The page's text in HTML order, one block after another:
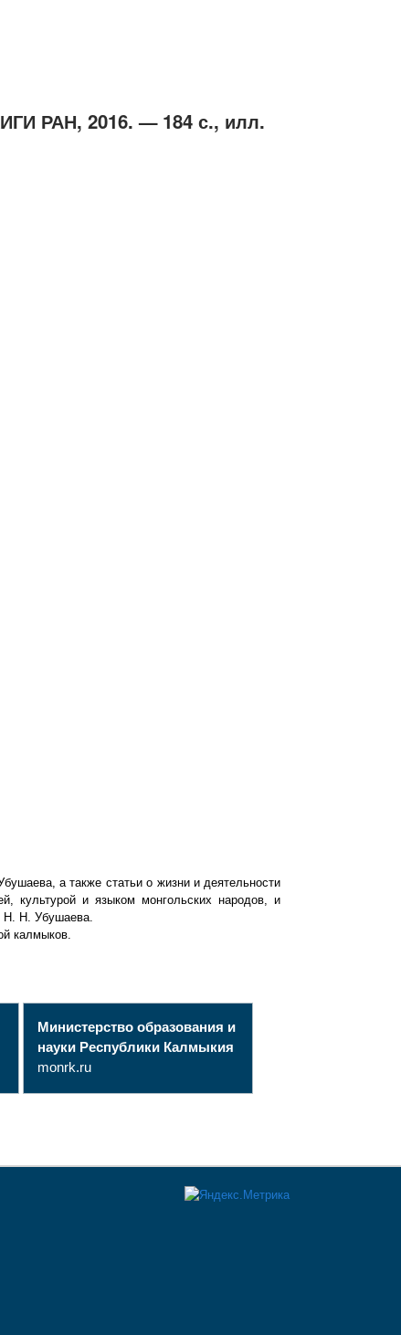
РАН, 2016. — 184 с., илл.
а также статьи о жизни и деятельности
культурой и языком монгольскихнародов, и
Н. Н. Убушаева.
калмыков.
Министерство образования и
науки Республики Калмыкия
monrk.ru